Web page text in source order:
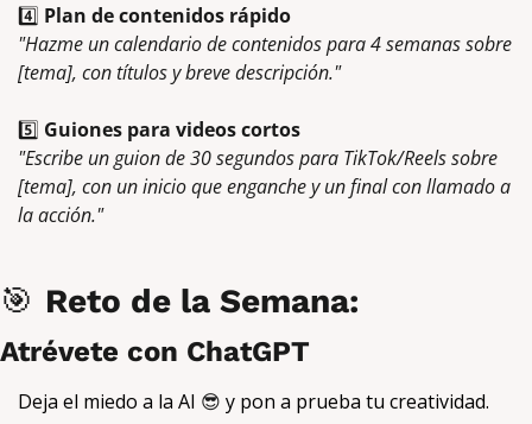
4️⃣ Plan de contenidos rápido
"Hazme un calendario de contenidos para 4 semanas sobre
[tema], con títulos y breve descripción."
5️⃣ Guiones para videos cortos
"Escribe un guion de 30 segundos para TikTok/Reels sobre
[tema], con un inicio que enganche y un final con llamado a
la acción."
🎯 Reto de la Semana:
Atrévete con ChatGPT
Deja el miedo a la AI 😎 y pon a prueba tu creatividad.